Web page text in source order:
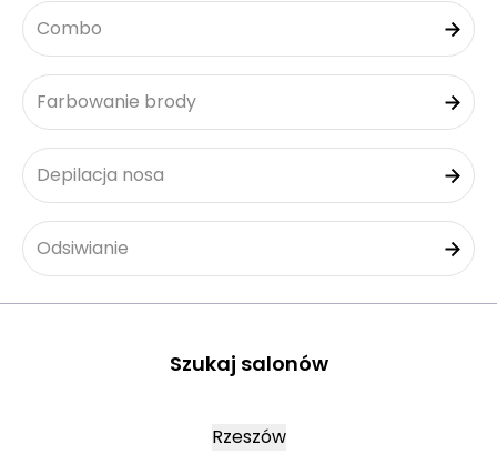
Combo
Farbowanie brody
Depilacja nosa
Odsiwianie
Szukaj salonów
Rzeszów